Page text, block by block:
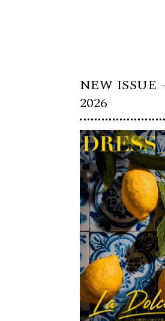
NEW ISSUE
2026